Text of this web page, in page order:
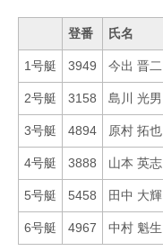
登番 氏名
1号艇 3949 今出 晋二
2号艇 3158 島川 光男
3号艇 4894 原村 拓也
4号艇 3888 山本 英志
5号艇 5458 田中 大輝
6号艇 4967 中村 魁生